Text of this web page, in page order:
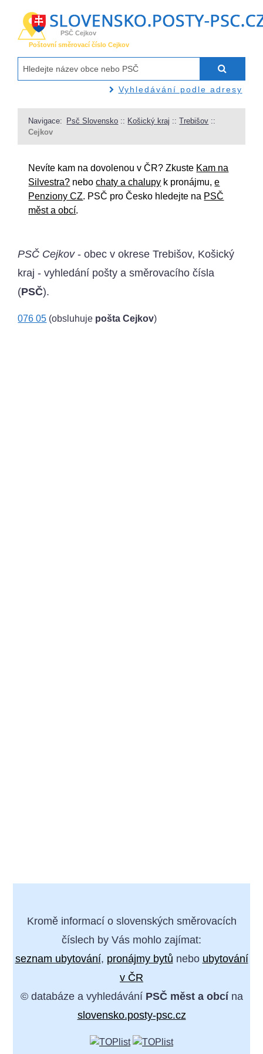
PSČ Cejkov
Poštovní směrovací číslo Cejkov
Vyhledávání podle adresy
Navigace: Psč Slovensko :: Košický kraj ::Trebišov ::
Cejkov
Nevíte kam na dovolenou v ČR? Zkuste Kam na
Silvestra? nebochaty a chalupy k pronájmu,e
Penziony CZ. PSČ pro Česko hledejte na PSČ
měst a obcí.
PSČ Cejkov- obec v okrese Trebišov, Košický
kraj - vyhledání pošty a směrovacího čísla
(PSČ).
076 05 (obsluhuje pošta Cejkov)
Kromě informací o slovenských směrovacích
číslech by Vás mohlo zajímat:
seznam ubytování, pronájmy bytů nebo ubytování
v ČR
© databáze a vyhledávání PSČ měst a obcína
slovensko.posty-psc.cz